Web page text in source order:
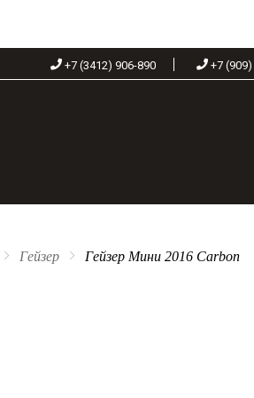
+7 (3412) 906-890 +7
Гейзер Гейзер Мини 2016 Carbon